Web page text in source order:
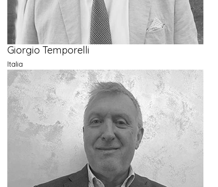
Giorgio Temporelli
Italia